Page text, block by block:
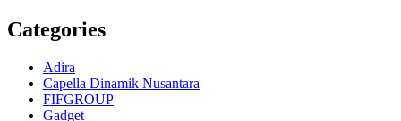
Categories
Adira
Capella Dinamik Nusantara
FIFGROUP
Gadget